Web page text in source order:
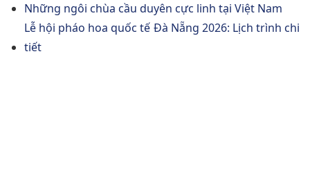
Những ngôi chùa cầu duyên cực linh tại Việt Nam
Lễ hội pháo hoa quốc tế Đà Nẵng 2026: Lịch trình chi
tiết